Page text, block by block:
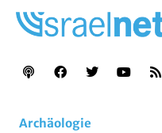
Archäologie